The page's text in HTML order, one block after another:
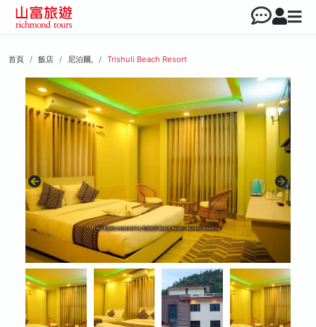
首頁 飯店 尼泊爾, Trishuli Beach Resort